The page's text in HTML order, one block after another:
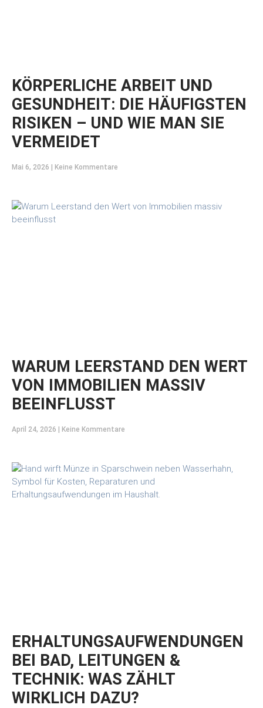
KÖRPERLICHE ARBEIT UND
GESUNDHEIT: DIE HÄUFIGSTEN
RISIKEN – UND WIE MAN SIE
VERMEIDET
Mai 6, 2026 Keine Kommentare
WARUM LEERSTAND DEN WERT
VON IMMOBILIEN MASSIV
BEEINFLUSST
April 24, 2026 Keine Kommentare
ERHALTUNGSAUFWENDUNGEN
BEI BAD, LEITUNGEN &
TECHNIK: WAS ZÄHLT
WIRKLICH DAZU?